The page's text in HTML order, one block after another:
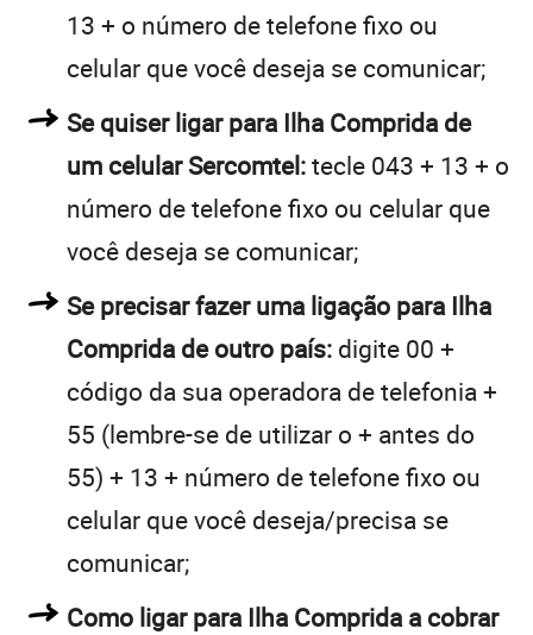
13 + o número de telefone fixo ou
celular que você deseja se comunicar;
Se quiser ligar para Ilha Comprida de
um celular Sercomtel:tecle 043 + 13 + o
número de telefone fixo ou celular que
você deseja se comunicar;
Se precisar fazer uma ligação para Ilha
Comprida de outro país: digite 00 +
código da sua operadora de telefonia +
55 (lembre-se de utilizar o + antes do
55) + 13 + número de telefone fixo ou
celular que você deseja/precisa se
comunicar;
Como ligar para Ilha Comprida a cobrar